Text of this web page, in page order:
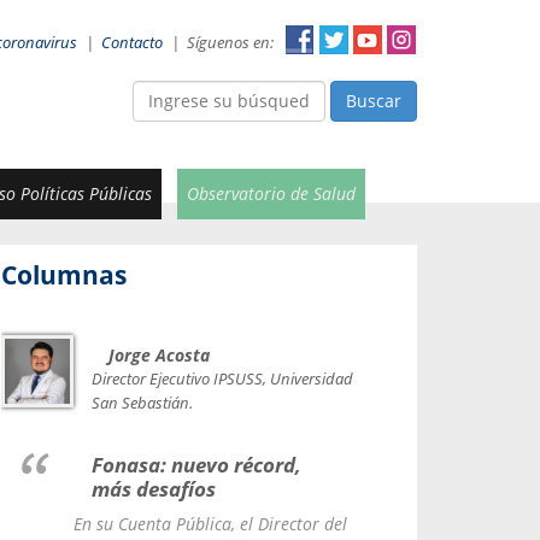
| Contacto | Síguenos en:
Buscar
Políticas Públicas Observatorio de Salud
Columnas
Jorge Acosta
Director Ejecutivo IPSUSS, Universidad
San Sebastián.
Fonasa: nuevo récord,
más desafíos
En su Cuenta Pública, el Director del